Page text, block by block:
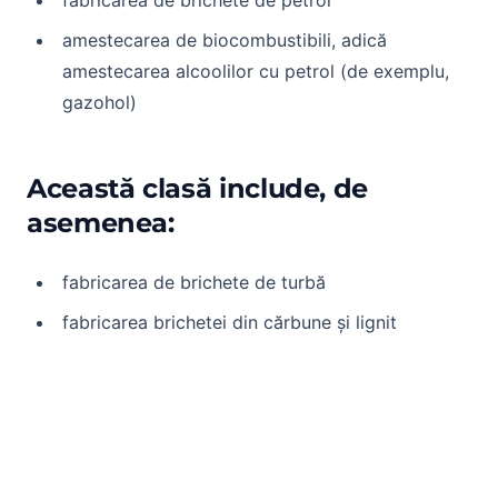
amestecarea de biocombustibili, adică
amestecarea alcoolilor cu petrol (de exemplu,
gazohol)
Această clasă include, de
asemenea:
fabricarea de brichete de turbă
fabricarea brichetei din cărbune și lignit